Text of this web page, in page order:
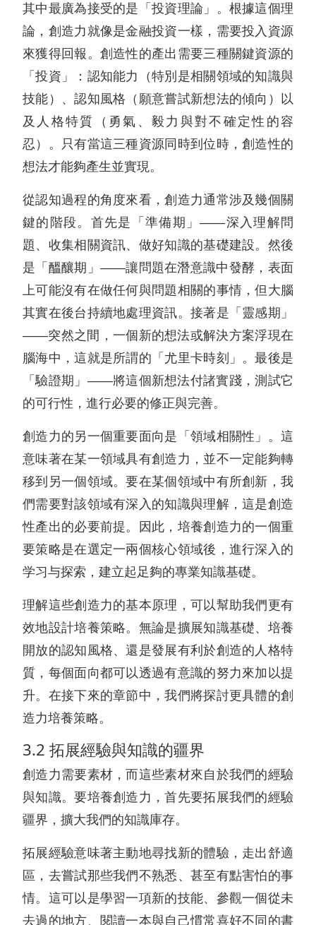
其中最廣為接受的是「投資理論」。根據這個理
論，創造力就像是金融投資一樣，需要投入資源
來獲得回報。創造性的產出需要三種關鍵資源的
「投資」：認知能力（特別是相關領域的知識與
技能）、認知風格（願意嘗試新想法的傾向）以
及人格特質（勇氣、毅力與對不確定性的容
忍）。只有當這三種資源同時到位時，創造性的
想法才能夠產生並實現。
從認知過程的角度來看，創造力通常涉及幾個關
鍵的階段。首先是「準備期」——深入理解問
題、收集相關資訊、做好知識的基礎建設。然後
是「醞釀期」——讓問題在潛意識中發酵，表面
上可能沒有在做任何與問題相關的事情，但大腦
其實在後台持續地處理資訊。接著是「靈感期」
——突然之間，一個新的想法或解決方案浮現在
腦海中，這就是所謂的「尤里卡時刻」。最後是
「驗證期」——將這個新想法付諸實踐，測試它
的可行性，進行必要的修正與完善。
創造力的另一個重要面向是「領域相關性」。這
意味著在某一領域具有創造力，並不一定能夠轉
移到另一個領域。要在某個領域中有所創新，我
們需要對該領域有深入的知識與理解，這是創造
性產出的必要前提。因此，培養創造力的一個重
要策略是在選定一兩個核心領域後，進行深入的
学习与探索，建立起足夠的專業知識基礎。
理解這些創造力的基本原理，可以幫助我們更有
效地設計培養策略。無論是擴展知識基礎、培養
開放的認知風格、還是發展有利於創造的人格特
質，每個面向都可以透過有意識的努力來加以提
升。在接下來的章節中，我們將探討更具體的創
造力培養策略。
3.2 拓展經驗與知識的疆界
創造力需要素材，而這些素材來自於我們的經驗
與知識。要培養創造力，首先要拓展我們的經驗
疆界，擴大我們的知識庫存。
拓展經驗意味著主動地尋找新的體驗，走出舒適
區，去嘗試那些我們不熟悉、甚至有點害怕的事
情。這可以是學習一項新的技能、參觀一個從未
去過的地方、閱讀一本與自己慣常喜好不同的書